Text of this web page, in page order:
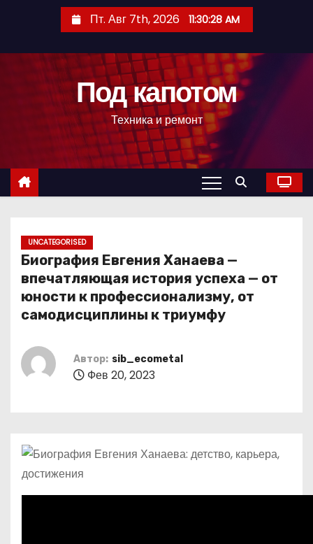
с
Пт. Авг 7th, 2026 11:30:29 AM
Под капотом
Техника и ремонт
UNCATEGORISED
Биография Евгения Ханаева —
впечатляющая история успеха — от
юности к профессионализму, от
самодисциплины к триумфу
Автор: sib_ecometal
Фев 20, 2023